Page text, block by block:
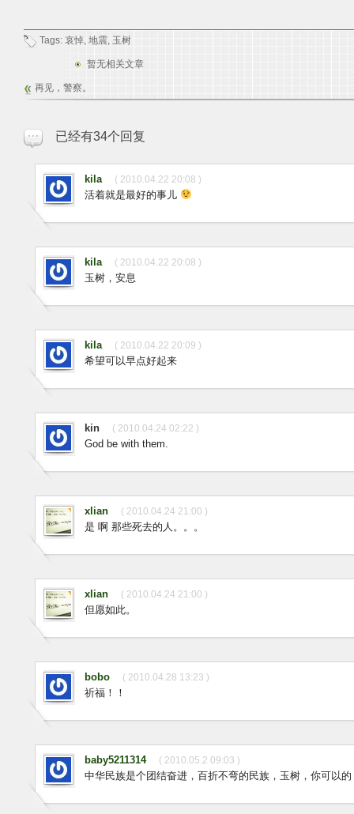
Tags: 哀悼, 地震, 玉树
暂无相关文章
再见，警察。
已经有34个回复
kila ( 2010.04.22 20:08 )
活着就是最好的事儿
kila ( 2010.04.22 20:08 )
玉树，安息
kila ( 2010.04.22 20:09 )
希望可以早点好起来
kin ( 2010.04.24 02:22 )
God be with them.
xlian ( 2010.04.24 21:00 )
是 啊 那些死去的人。。。
xlian ( 2010.04.24 21:00 )
但愿如此。
bobo ( 2010.04.28 13:23 )
祈福！！
baby5211314 ( 2010.05.2 09:03 )
中华民族是个团结奋进，百折不弯的民族，玉树，你可以的